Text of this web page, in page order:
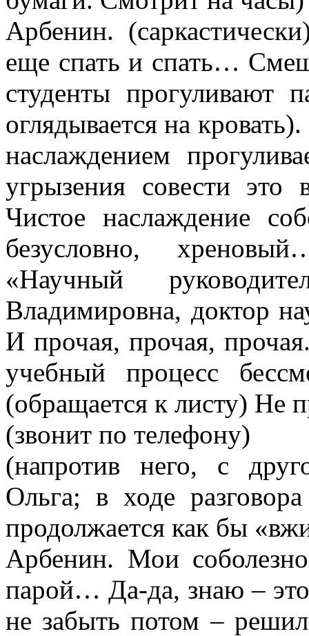
Арбенин.
еще спать и спать…
студенты прогуливают
оглядывается на
наслаждением
угрызения совести это
Чистое наслаждение
безусловно,
«Научный
Владимировна, доктор
И прочая, прочая,
учебный процесс
(обращается к листу) Не
(звонит по телефону)
(напротив него, с
Ольга; в ходе
продолжается как бы
Арбенин. Мои
парой… Да-да, знаю –
не забыть потом –